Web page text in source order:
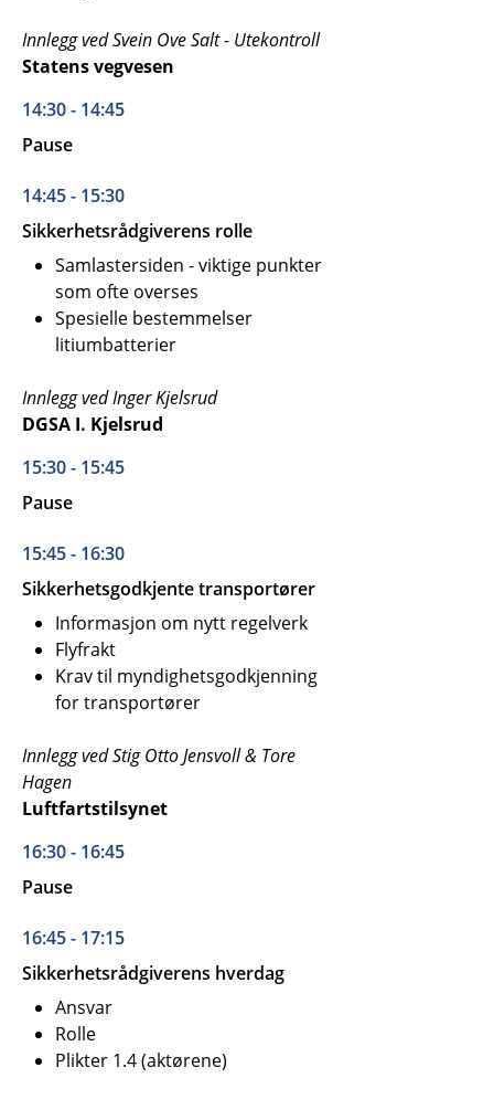
Innlegg ved Svein Ove Salt - Utekontroll
Statens vegvesen
14:30 - 14:45
Pause
14:45 - 15:30
Sikkerhetsrådgiverens rolle
Samlastersiden - viktige punkter
som ofte overses
Spesielle bestemmelser
litiumbatterier
Innlegg ved Inger Kjelsrud
DGSA I. Kjelsrud
15:30 - 15:45
Pause
15:45 - 16:30
Sikkerhetsgodkjente transportører
Informasjon om nytt regelverk
Flyfrakt
Krav til myndighetsgodkjenning
for transportører
Innlegg ved Stig Otto Jensvoll & Tore
Hagen
Luftfartstilsynet
16:30 - 16:45
Pause
16:45 - 17:15
Sikkerhetsrådgiverens hverdag
Ansvar
Rolle
Plikter 1.4 (aktørene)